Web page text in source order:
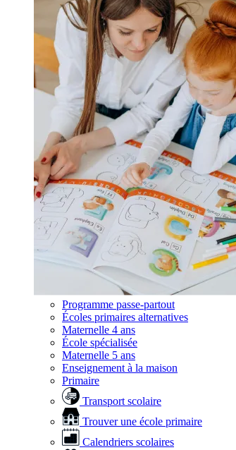
Programme passe-partout
Écoles primaires alternatives
Maternelle 4 ans
École spécialisée
Maternelle 5 ans
Enseignement à la maison
Primaire
Transport scolaire
Trouver une école primaire
Calendriers scolaires